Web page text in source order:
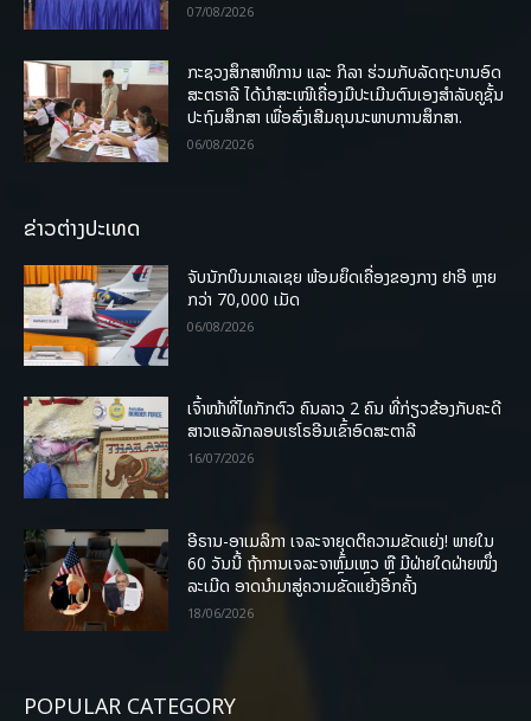
07/08/2026
ກະຊວງສຶກສາທິການ ແລະ ກິລາ ຮ່ວມກັບລັດຖະບານອົດ
ສະຕຣາລີ ໄດ້ນຳສະເໜີເຄື່ອງມືປະເມີນຕົນເອງສຳລັບຄູຊັ້ນ
ປະຖົມສຶກສາ ເພື່ອສົ່ງເສີມຄຸນນະພາບການສຶກສາ.
06/08/2026
ຂ່າວຕ່າງປະເທດ
ຈັບນັກບິນມາເລເຊຍ ພ້ອມຍຶດເຄື່ອງຂອງກາງ ຢາອີ ຫຼາຍ
ກວ່າ 70,000 ເມັດ
06/08/2026
ເຈົ້າໜ້າທີ່ໄທກັກຕົວ ຄົນລາວ 2 ຄົນ ທີ່ກ່ຽວຂ້ອງກັບຄະດີ
ສາວແອລັກລອບເຮໂຣອີນເຂົ້າອົດສະຕາລີ
16/07/2026
ອີຣານ-ອາເມລິກາ ເຈລະຈາຍຸດຕິຄວາມຂັດແຍ່ງ! ພາຍໃນ
60 ວັນນີ້ ຖ້າການເຈລະຈາຫຼົ້ມເຫຼວ ຫຼື ມີຝ່າຍໃດຝ່າຍໜຶ່ງ
ລະເມີດ ອາດນໍາມາສູ່ຄວາມຂັດແຍ້ງອີກຄັ້ງ
18/06/2026
POPULAR CATEGORY